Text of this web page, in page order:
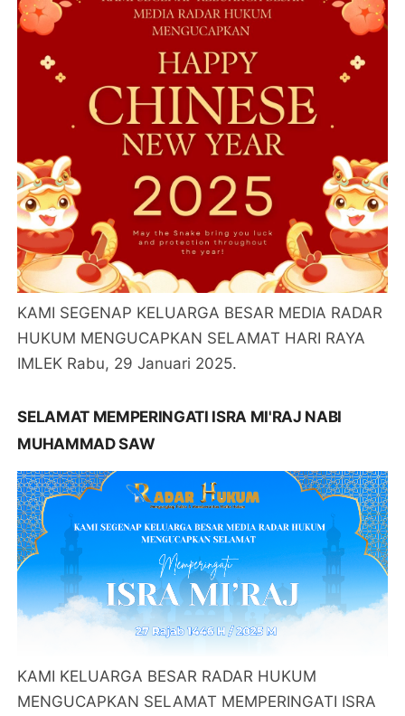
KAMI SEGENAP KELUARGA BESAR MEDIA RADAR
HUKUM MENGUCAPKAN SELAMAT HARI RAYA
IMLEK Rabu, 29 Januari 2025.
SELAMAT MEMPERINGATI ISRA MI'RAJ NABI
MUHAMMAD SAW
KAMI KELUARGA BESAR RADAR HUKUM
MENGUCAPKAN SELAMAT MEMPERINGATI ISRA